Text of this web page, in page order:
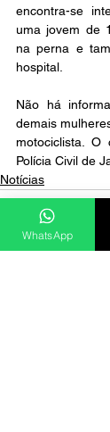
encontra-se
uma jovem de
na perna e
hospital.
Não há
demais
motociclista. O
Polícia Civil de
Notícias
WhatsApp